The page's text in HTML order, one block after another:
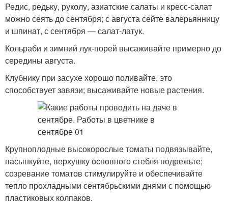
Редис, редьку, руколу, азиатские салаты и кресс-салат
можно сеять до сентября; с августа сейте валерьянницу
и шпинат, с сентября — салат-латук.
Кольраби и зимний лук-порей высаживайте примерно до
середины августа.
Клубнику при засухе хорошо поливайте, это
способствует завязи; высаживайте новые растения.
Крупноплодные высокорослые томаты подвязывайте,
пасынкуйте, верхушку основного стебля подрежьте;
созревание томатов стимулируйте и обеспечивайте
тепло прохладными сентябрьскими днями с помощью
пластиковых колпаков.